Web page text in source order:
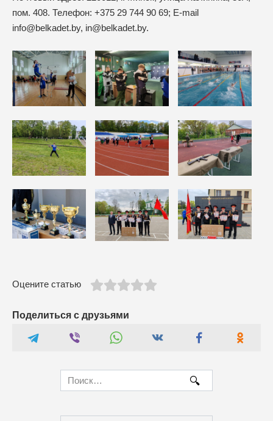
пом. 408. Телефон: +375 29 744 90 69; E-mail
info@belkadet.by, in@belkadet.by.
Оцените статью
Поделиться с друзьями
for: